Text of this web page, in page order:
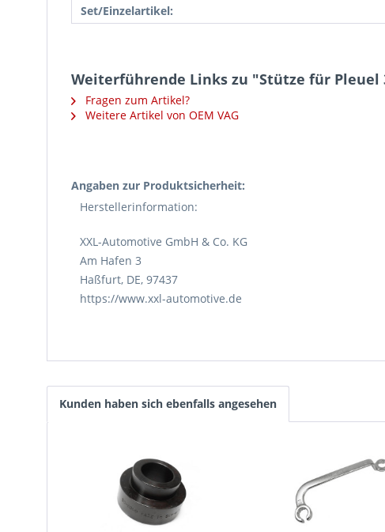
Set/Einzelartikel:
Weiterführende Links zu "Stütze für Pleuel
Fragen zum Artikel?
Weitere Artikel von OEM VAG
Angaben zur Produktsicherheit:
Herstellerinformation:
XXL-Automotive GmbH & Co. KG
Am Hafen 3
Haßfurt, DE, 97437
https://www.xxl-automotive.de
Kunden haben sich ebenfalls angesehen